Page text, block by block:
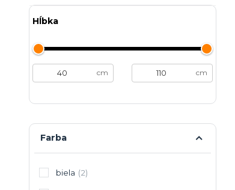
Hĺbka
cm cm
Farba
biela (2)